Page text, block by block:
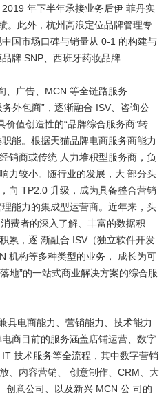
年下半年承接业务后伊 菲丹实
。此外，杭州高浪定位品牌管理专
国市场口碑与销量从 0-1 的构建与
牌 SNP、西班牙药妆品牌
、广告、MCN 等全链路服务
外包商”，逐渐融合 ISV、咨询公
值创造性的“品牌综合服务商”转
能。 根据天猫品牌电商服务商能力
销商或传统 人力堆积型服务商，负
力较小。随行业的发展，大 部分头
向 TP2.0 升级，成为具备整合营销
能力的集成型运营商。近年来，头
费者的深入了解、丰富的数据积
累，逐 渐融合 ISV（独立软件开发
机构等多种类型的业务， 成长为可
地”的一站式商业解决方案的综合服
具电商能力、营销能力、技术能力
商目前的服务涵盖店铺运营、数字
技术服务等全流程，其中数字营销
、内容营销、 创意制作、CRM、大
创意公司、以及新兴 MCN 公 司的